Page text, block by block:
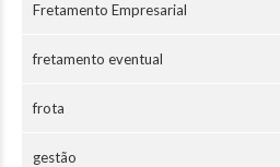
Fretamento Empresarial
fretamento eventual
frota
gestão